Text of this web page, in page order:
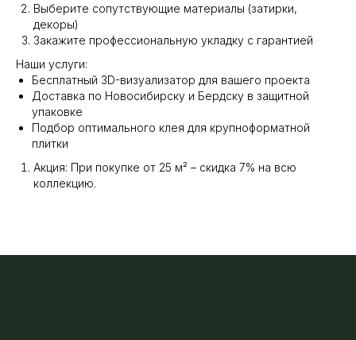
Выберите сопутствующие материалы (затирки,
декоры)
Закажите профессиональную укладку с гарантией
Наши услуги:
Бесплатный 3D-визуализатор для вашего проекта
Доставка по Новосибирску и Бердску в защитной
упаковке
Подбор оптимального клея для крупноформатной
плитки
Акция: При покупке от 25 м² – скидка 7% на всю
коллекцию.